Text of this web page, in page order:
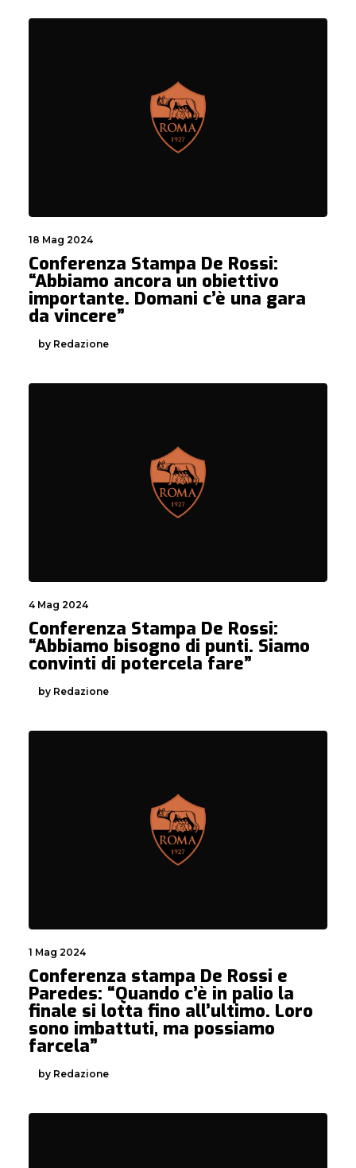
18 Mag 2024
Conferenza Stampa De Rossi:
“Abbiamo ancora un obiettivo
importante. Domani c’è una gara
da vincere”
by Redazione
4 Mag 2024
Conferenza Stampa De Rossi:
“Abbiamo bisogno di punti. Siamo
convinti di potercela fare”
by Redazione
1 Mag 2024
Conferenza stampa De Rossi e
Paredes: “Quando c’è in palio la
finale si lotta fino all’ultimo. Loro
sono imbattuti, ma possiamo
farcela”
by Redazione